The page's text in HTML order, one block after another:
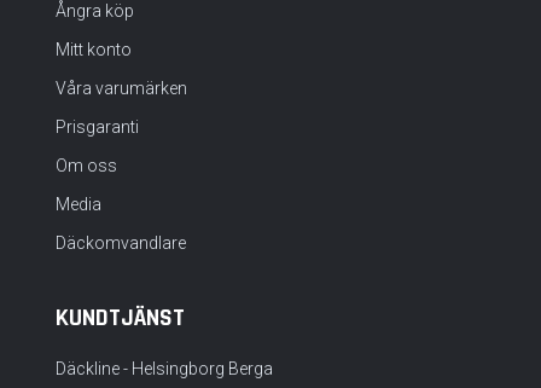
Ångra köp
Mitt konto
Våra varumärken
Prisgaranti
Om oss
Media
Däckomvandlare
KUNDTJÄNST
Däckline - Helsingborg Berga